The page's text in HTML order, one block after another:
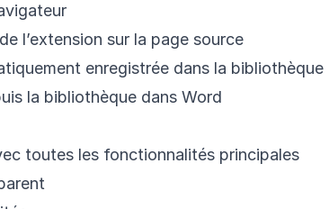
l’extension sur la page source
enregistrée dans la bibliothèque
la bibliothèque dans Word
toutes les fonctionnalités principales